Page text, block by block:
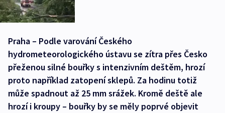
Praha – Podle varování Českého
hydrometeorologického ústavu se zítra přes Česko
přeženou silné bouřky s intenzivním deštěm, hrozí
proto například zatopení sklepů. Za hodinu totiž
může spadnout až 25 mm srážek. Kromě deště ale
hrozí i kroupy – bouřky by se měly poprvé objevit